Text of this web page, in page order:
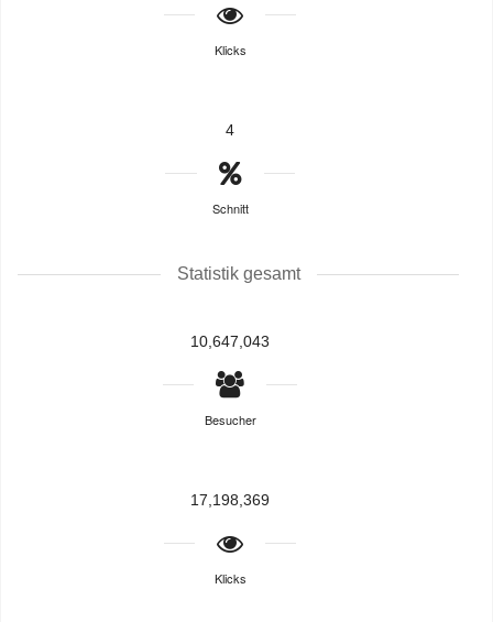
Klicks
4
Schnitt
Statistik gesamt
10,647,043
Besucher
17,198,369
Klicks